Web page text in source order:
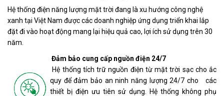
Hệ thống điện năng lượng mặt trời đang là xu hướng công nghệ
xanh tại Việt Nam được các doanh nghiệp ứng dụng triển khai lắp
đặt đi vào hoạt động mang lại hiệu quả cao, lợi ích sử dụng trên 30
năm.
Đảm bảo cung cấp nguồn điện 24/7
Hệ thống tích trữ nguồn điện từ mặt trời sạc cho ắc
quy để đảm bảo an ninh năng lượng 24/7 cho các
thiết bị điện ưu tiên sử dụng. Hệ thống không phụ